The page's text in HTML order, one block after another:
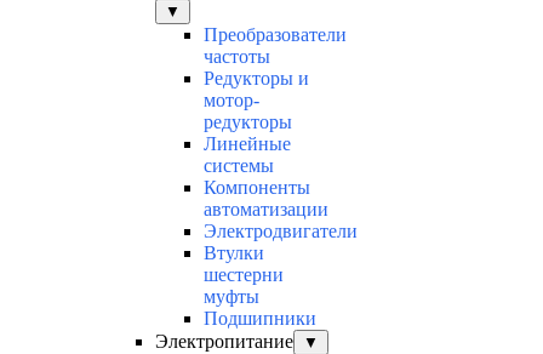
▼
Преобразователи
частоты
Редукторы и
мотор-
редукторы
Линейные
системы
Компоненты
автоматизации
Электродвигатели
Втулки
шестерни
муфты
Подшипники
Электропитание
▼